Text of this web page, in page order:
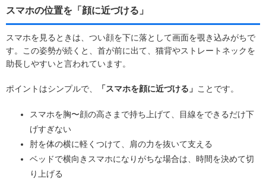
スマホの位置を「顔に近づける」
スマホを見るときは、つい顔を下に落として画面を覗き込みがちで
す。この姿勢が続くと、首が前に出て、猫背やストレートネックを
助長しやすいと言われています。
ポイントはシンプルで、 「スマホを顔に近づける」 ことです。
スマホを胸〜顔の高さまで持ち上げて、目線をできるだけ下
げすぎない
肘を体の横に軽くつけて、肩の力を抜いて支える
ベッドで横向きスマホになりがちな場合は、時間を決めて切
り上げる